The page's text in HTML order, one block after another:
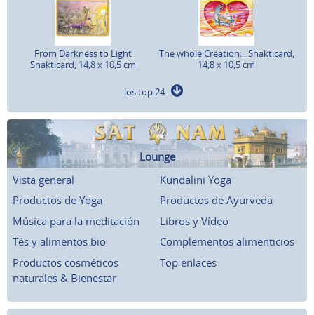
From Darkness to Light
Shakticard, 14,8 x 10,5 cm
The whole Creation... Shakticard,
14,8 x 10,5 cm
los top 24
Lounge
Vista general
Kundalini Yoga
Productos de Yoga
Productos de Ayurveda
Música para la meditación
Libros y Vídeo
Tés y alimentos bio
Complementos alimenticios
Productos cosméticos
naturales & Bienestar
Top enlaces